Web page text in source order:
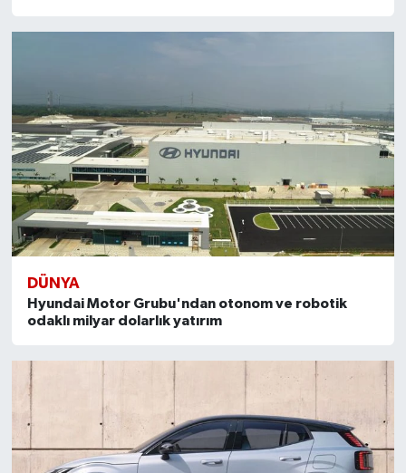
DÜNYA
Hyundai Motor Grubu'ndan otonom ve robotik
odaklı milyar dolarlık yatırım